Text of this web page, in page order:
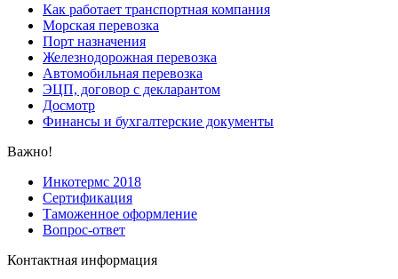
Как работает транспортная компания
Морская перевозка
Порт назначения
Железнодорожная перевозка
Автомобильная перевозка
ЭЦП, договор с декларантом
Досмотр
Финансы и бухгалтерские документы
Важно!
Инкотермс 2018
Сертификация
Таможенное оформление
Вопрос-ответ
Контактная информация